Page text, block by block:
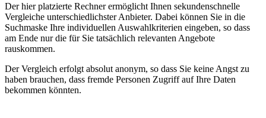
Der hier platzierte Rechner ermöglicht Ihnen sekundenschnelle
Vergleiche unterschiedlichster Anbieter. Dabei können Sie in die
Suchmaske Ihre individuellen Auswahlkriterien eingeben, so dass
am Ende nur die für Sie tatsächlich relevanten Angebote
rauskommen.
Der Vergleich erfolgt absolut anonym, so dass Sie keine Angst zu
haben brauchen, dass fremde Personen Zugriff auf Ihre Daten
bekommen könnten.